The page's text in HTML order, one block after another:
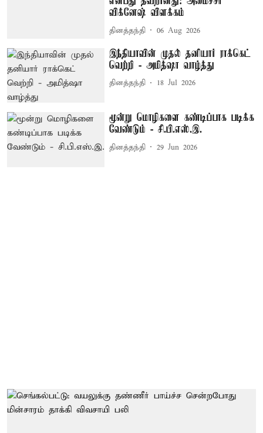
விக்னேஷ் விளக்கம்
தினத்தந்தி 06 Aug 2026
இந்தியாவின் முதல் தனியார் ராக்கெட்
வெற்றி - அமித்ஷா வாழ்த்து
தினத்தந்தி 18 Jul 2026
மூன்று மொழிகளை கண்டிப்பாக படிக்க
வேண்டும் - சி.பி.எஸ்.இ.
தினத்தந்தி 29 Jun 2026